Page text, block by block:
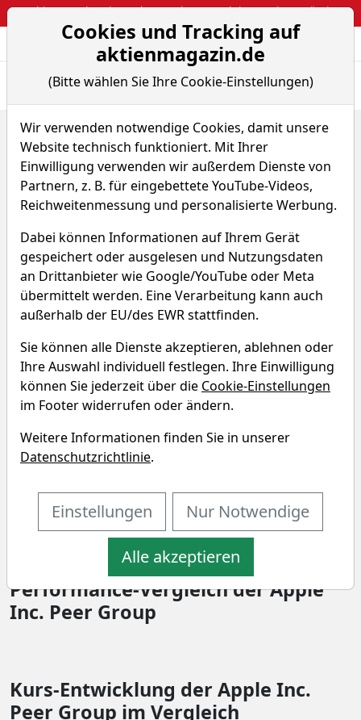
Webinar: So kassierst du trotzdem attraktive Optionsprämien
Aktien- und
Home Aktien
Sinotruk Hong Kong Ltd.
Peer-Group Vergleiche
Sinotruk Hong Kong Aktie
Die Peer Group von Sinotruk
Hong Kong im Vergleich
Vergleichen Sie Fundamentaldaten von Unternehmen
Construction Machinery" Branche.
Industrials
Farm & Heavy Construction Machinery
Performance-Vergleich der Apple
Inc. Peer Group
Kurs-Entwicklung der Apple Inc.
Peer Group im Vergleich
Cookies und Tracking auf
aktienmagazin.de
(Bitte wählen Sie Ihre Cookie-Einstellungen)
Wir verwenden notwendige Cookies, damit unsere
Website technisch funktioniert. Mit Ihrer
Einwilligung verwenden wir außerdem Dienste von
Partnern, z. B. für eingebettete YouTube-Videos,
Reichweitenmessung und personalisierte Werbung.
Dabei können Informationen auf Ihrem Gerät
gespeichert oder ausgelesen und Nutzungsdaten
an Drittanbieter wie Google/YouTube oder Meta
übermittelt werden. Eine Verarbeitung kann auch
außerhalb der EU/des EWR stattfinden.
Sie können alle Dienste akzeptieren, ablehnen oder
Ihre Auswahl individuell festlegen. Ihre Einwilligung
können Sie jederzeit über die Cookie-Einstellungen
im Footer widerrufen oder ändern.
Weitere Informationen finden Sie in unserer
Datenschutzrichtlinie.
Einstellungen Nur Notwendige
Alle akzeptieren